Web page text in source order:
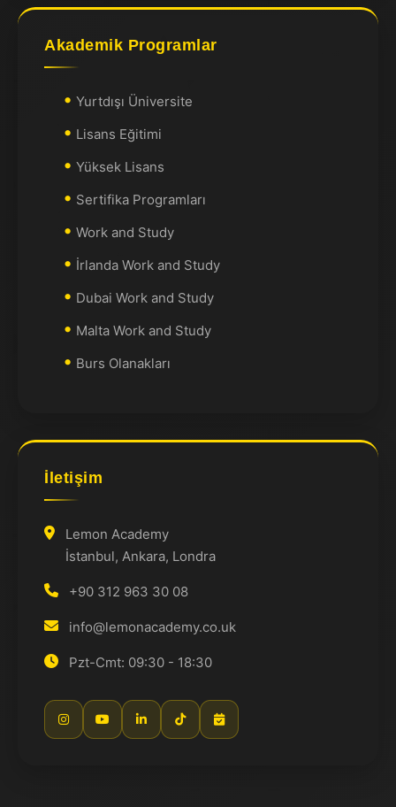
Akademik Programlar
Yurtdışı Üniversite
Lisans Eğitimi
Yüksek Lisans
Sertifika Programları
Work and Study
İrlanda Work and Study
Dubai Work and Study
Malta Work and Study
Burs Olanakları
İletişim
Lemon Academy
İstanbul, Ankara, Londra
+90 312 963 30 08
info@lemonacademy.co.uk
Pzt-Cmt: 09:30 - 18:30